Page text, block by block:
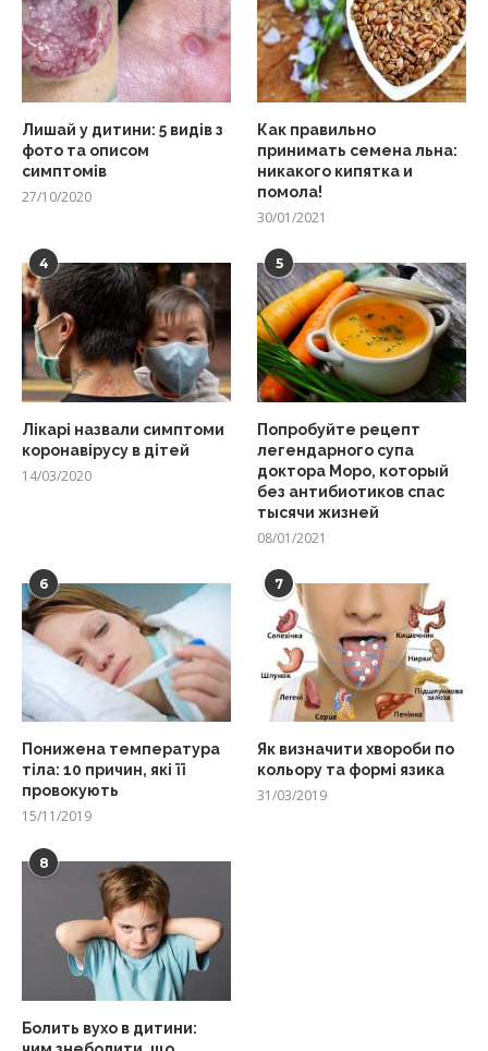
Лишай у дитини: 5 видів з
фото та описом
симптомів
27/10/2020
Как правильно
принимать семена льна:
никакого кипятка и
помола!
30/01/2021
4
Лікарі назвали симптоми
коронавірусу в дітей
14/03/2020
5
Попробуйте рецепт
легендарного супа
доктора Моро, который
без антибиотиков спас
тысячи жизней
08/01/2021
6
Понижена температура
тіла: 10 причин, які її
провокують
15/11/2019
7
Як визначити хвороби по
кольору та формі язика
31/03/2019
8
Болить вухо в дитини: